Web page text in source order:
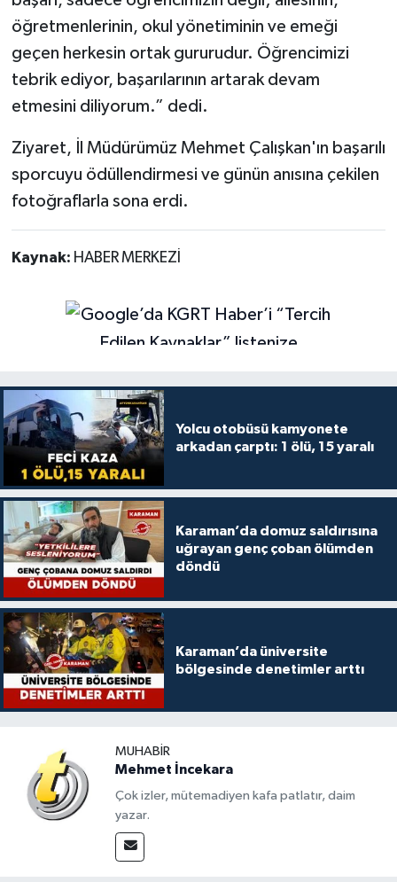
öğretmenlerinin, okul yönetiminin ve emeği
geçen herkesin ortak gururudur. Öğrencimizi
tebrik ediyor, başarılarının artarak devam
etmesini diliyorum.” dedi.
Ziyaret, İl Müdürümüz Mehmet Çalışkan'ın başarılı
sporcuyu ödüllendirmesi ve günün anısına çekilen
fotoğraflarla sona erdi.
Kaynak: HABER MERKEZİ
Yolcu otobüsü kamyonete
arkadan çarptı: 1 ölü, 15 yaralı
Karaman’da domuz saldırısına
uğrayan genç çoban ölümden
döndü
Karaman’da üniversite
bölgesinde denetimler arttı
MUHABIR
Mehmet İncekara
Çok izler, mütemadiyen kafa patlatır, daim
yazar.